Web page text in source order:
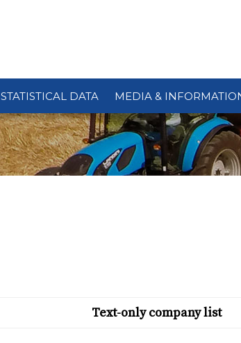
STATISTICAL DATA MEDIA &
Text-only company list